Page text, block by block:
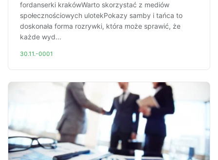
fordanserki krakówWarto skorzystać z mediów
społecznościowych ulotekPokazy samby i tańca to
doskonała forma rozrywki, która może sprawić, że
każde wyd...
30.11.-0001